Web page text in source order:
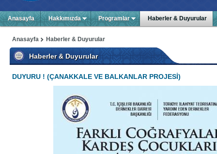
Anasayfa Hakkımızda Programlar Haberler & Duyurular
Haberler & Duyurular
Anasayfa
Haberler & Duyurular
DUYURU ! (ÇANAKKALE VE BALKANLAR PROJESİ)